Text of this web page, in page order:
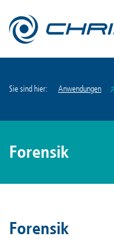
Sie sind hier: Anwendungen
Forensik
Forensik